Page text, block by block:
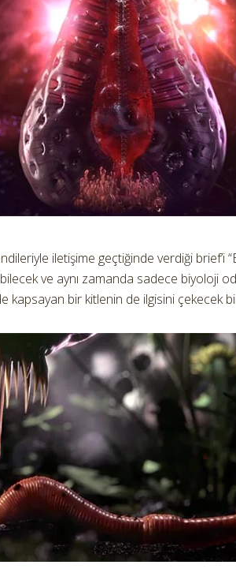
iletişime geçtiğinde verdiği brief’i
ve aynı zamanda sadece biyoloji
kapsayan bir kitlenin de ilgisini çekecek